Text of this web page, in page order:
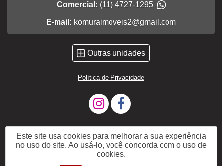
Comercial: (11) 4727-1295
E-mail: komuraimoveis2@gmail.com
Outras unidades
Política de Privacidade
Este site usa cookies para melhorar a sua experiência
no uso do site. Ao usá-lo, você concorda com o uso de
cookies.